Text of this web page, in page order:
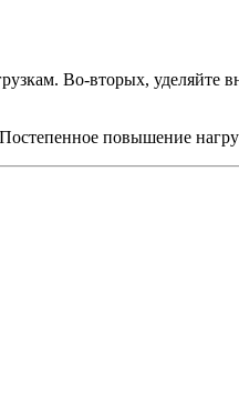
Во-вторых, уделяйте
повышение